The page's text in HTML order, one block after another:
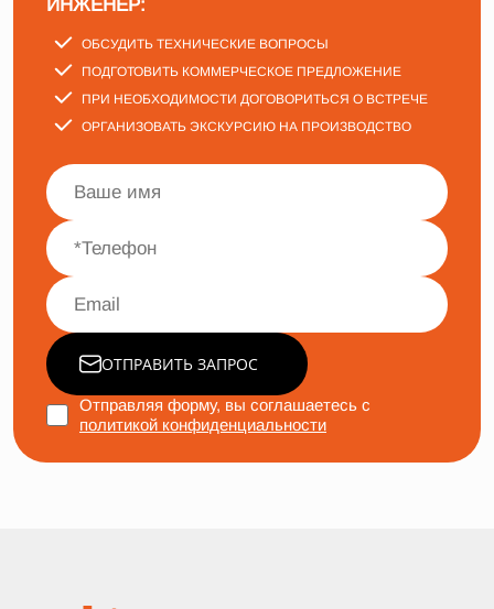
ИНЖЕНЕР:
ОБСУДИТЬ ТЕХНИЧЕСКИЕ ВОПРОСЫ
ПОДГОТОВИТЬ КОММЕРЧЕСКОЕ ПРЕДЛОЖЕНИЕ
ПРИ НЕОБХОДИМОСТИ ДОГОВОРИТЬСЯ О ВСТРЕЧЕ
ОРГАНИЗОВАТЬ ЭКСКУРСИЮ НА ПРОИЗВОДСТВО
ОТПРАВИТЬ ЗАПРОС
Отправляя форму, вы соглашаетесь с
политикой конфиденциальности